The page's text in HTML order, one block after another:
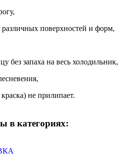
поверхностей и форм,
без запаха на весь холодильник,
не прилипает.
в категориях: